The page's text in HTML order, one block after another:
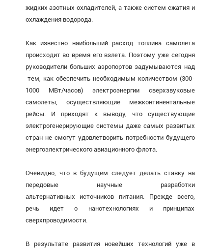
жидких азотных охладителей, а также систем сжатия и
охлаждения водорода.
Как известно наибольший расход топлива самолета
происходит во время его взлета. Поэтому уже сегодня
руководители больших аэропортов задумываются над
тем, как обеспечить необходимым количеством (300-
1000 МВт/часов) электроэнергии сверхзвуковые
самолеты, осуществляющие межконтинентальные
рейсы. И приходят к выводу, что существующие
электрогенерирующие системы даже самых развитых
стран не смогут удовлетворить потребности будущего
энергоэлектрического авиационного флота.
Очевидно, что в будущем следует делать ставку на
передовые научные разработки
альтернативных источников питания. Прежде всего,
речь идет о нанотехнологиях и принципах
сверхпроводимости.
В результате развития новейших технологий уже в